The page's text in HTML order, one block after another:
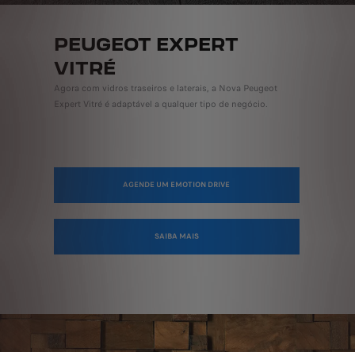
PEUGEOT EXPERT
VITRÉ
Agora com vidros traseiros e laterais, a Nova Peugeot
Expert Vitré é adaptável a qualquer tipo de negócio.
AGENDE UM EMOTION DRIVE
SAIBA MAIS